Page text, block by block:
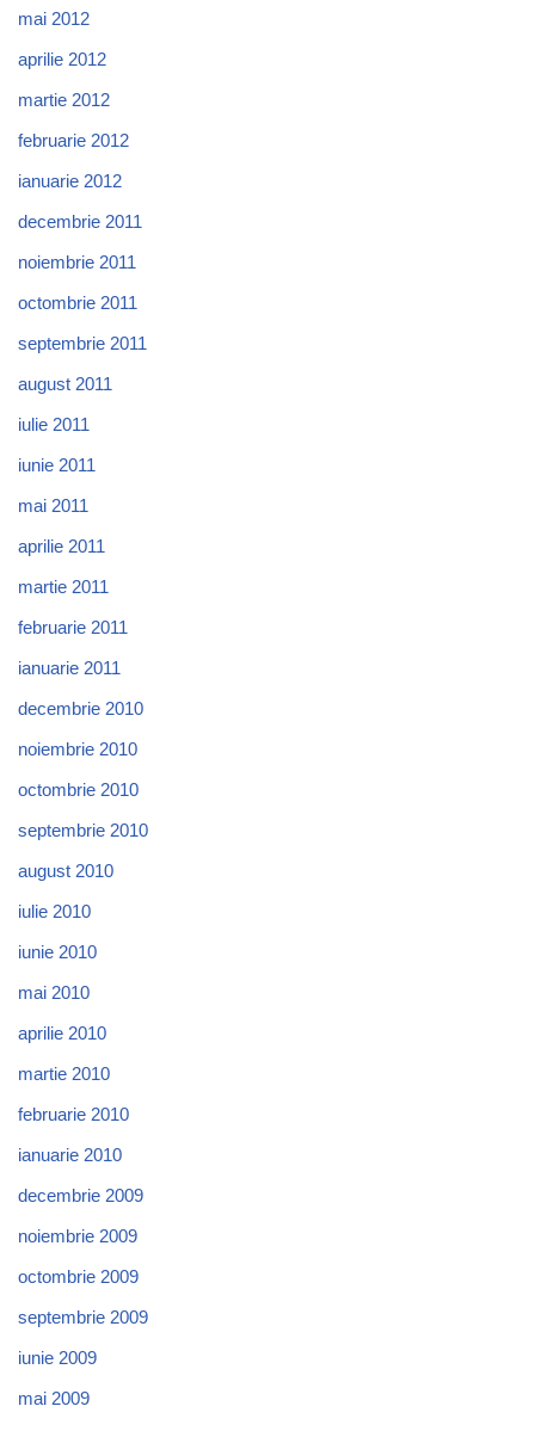
mai 2012
aprilie 2012
martie 2012
februarie 2012
ianuarie 2012
decembrie 2011
noiembrie 2011
octombrie 2011
septembrie 2011
august 2011
iulie 2011
iunie 2011
mai 2011
aprilie 2011
martie 2011
februarie 2011
ianuarie 2011
decembrie 2010
noiembrie 2010
octombrie 2010
septembrie 2010
august 2010
iulie 2010
iunie 2010
mai 2010
aprilie 2010
martie 2010
februarie 2010
ianuarie 2010
decembrie 2009
noiembrie 2009
octombrie 2009
septembrie 2009
iunie 2009
mai 2009